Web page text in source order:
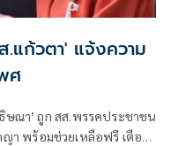
ก้วตา' แจ้งความ
ศ
ษณา’ ถูก สส.พรรคประชาชน
ญา พร้อมช่วยเหลือฟรี เตือน